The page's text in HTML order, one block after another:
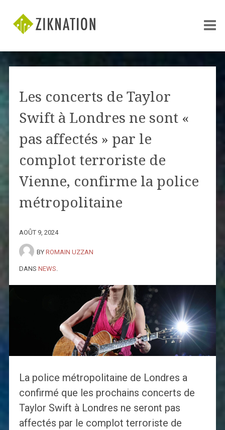
Les concerts de Taylor
Swift à Londres ne sont «
pas affectés » par le
complot terroriste de
Vienne, confirme la police
métropolitaine
AOÛT 9, 2024
BY ROMAIN UZZAN
DANS NEWS
La police métropolitaine de Londres a
confirmé que les prochains concerts de
Taylor Swift à Londres ne seront pas
affectés par le complot terroriste de